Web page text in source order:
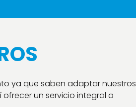
ya que saben adaptar nuestros
un servicio integral a